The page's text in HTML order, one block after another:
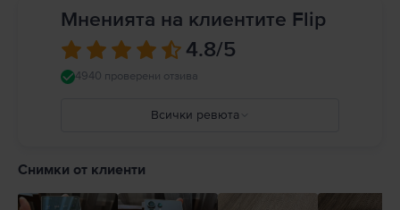
Мненията на клиентите Flip
4.8/5
4940 проверени отзива
Всички ревюта
2
Снимки от клиенти